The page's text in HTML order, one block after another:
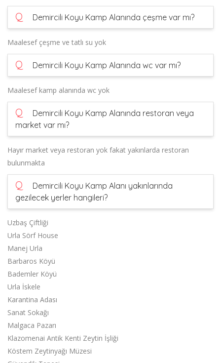
Q Demircili Koyu Kamp Alanında çeşme var mı?
Maalesef çeşme ve tatlı su yok
Q Demircili Koyu Kamp Alanında wc var mı?
Maalesef kamp alanında wc yok
Q
Demircili Koyu Kamp Alanında restoran veya
market var mı?
Hayır market veya restoran yok fakat yakınlarda restoran
bulunmakta
Q
Demircili Koyu Kamp Alanı yakınlarında
gezilecek yerler hangileri?
Uzbaş Çiftliği
Urla Sörf House
Manej Urla
Barbaros Köyü
Bademler Köyü
Urla İskele
Karantina Adası
Sanat Sokağı
Malgaca Pazarı
Klazomenai Antik Kenti Zeytin İşliği
Köstem Zeytinyağı Müzesi